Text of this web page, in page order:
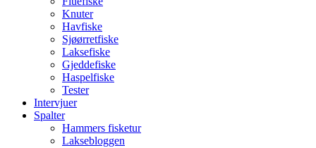
Knuter
Havfiske
Sjøørretfiske
Laksefiske
Gjeddefiske
Haspelfiske
Tester
Intervjuer
Spalter
Hammers fisketur
Laksebloggen